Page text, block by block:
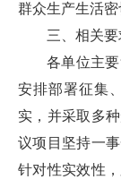
群众生产生活密
三、相关要
各单位主
安排部署征集
实，并采取多
议项目坚持一
针对性实效性